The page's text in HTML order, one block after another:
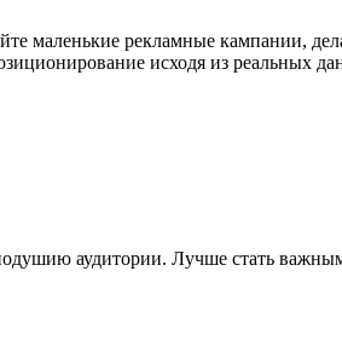
маленькие рекламные кампании,
исходя из реальных
аудитории. Лучше стать